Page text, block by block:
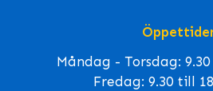
Måndag - Torsdag:
Fredag: 9.30 till